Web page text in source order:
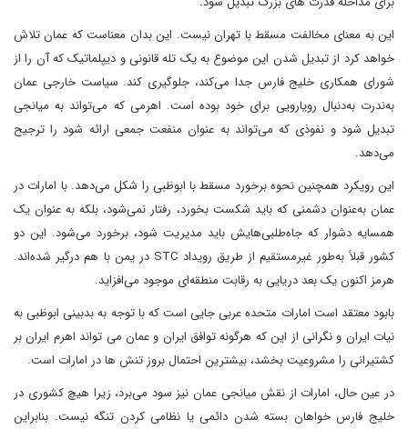
این به معنای مخالفت مسقط با تهران نیست. این بدان معناست که عمان تلاش
خواهد کرد از تبدیل شدن این موضوع به یک تله قانونی و دیپلماتیک که آن را از
شورای همکاری خلیج فارس جدا می‌کند، جلوگیری کند. سیاست خارجی عمان
به‌ندرت به‌دنبال رویارویی برای خود بوده است. اهرمی که می‌تواند به میانجی
تبدیل شود و نفوذی که می‌تواند به عنوان منفعت جمعی ارائه شود را ترجیح
می‌دهد.
این رویکرد همچنین نحوه برخورد مسقط با ابوظبی را شکل می‌دهد. با امارات در
عمان به‌عنوان دشمنی که باید شکست بخورد، رفتار نمی‌شود، بلکه به عنوان یک
همسایه دشوار که جاه‌طلبی‌هایش باید مدیریت شود، برخورد می‌شود. این دو
کشور قبلاً به‌طور غیرمستقیم از طریق رویداد STC در یمن با هم درگیر شده‌اند.
هرمز اکنون یک بعد دریایی به رقابت منطقه‌ای موجود می‌افزاید.
بابود معتقد است امارات متحده عربی جایی است که با توجه به بدبینی ابوظبی به
نیات ایران و نگرانی از این که هرگونه توافق ایران و عمان می تواند اهرم ایران بر
کشتیرانی را مشروعیت بخشد، بیشترین احتمال بروز تنش ها در امارات است.
در عین حال، امارات از نقش میانجی عمان نیز سود می‌برد، زیرا هیچ کشوری در
خلیج فارس خواهان بسته شدن دائمی یا نظامی کردن تنگه نیست. بنابراین